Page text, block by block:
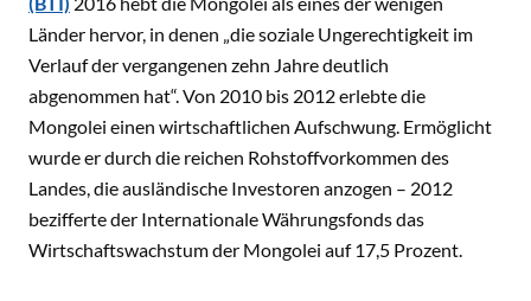
Länder hervor, in denen „die soziale Ungerechtigkeit im
Verlauf der vergangenen zehn Jahre deutlich
abgenommen hat“. Von 2010 bis 2012 erlebte die
Mongolei einen wirtschaftlichen Aufschwung. Ermöglicht
wurde er durch die reichen Rohstoffvorkommen des
Landes, die ausländische Investoren anzogen – 2012
bezifferte der Internationale Währungsfonds das
Wirtschaftswachstum der Mongolei auf 17,5 Prozent.